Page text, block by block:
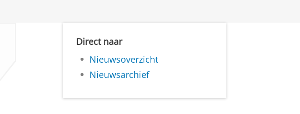
Direct naar
Nieuwsoverzicht
Nieuwsarchief